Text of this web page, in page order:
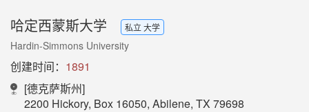
哈定西蒙斯大学 私立 大学
Hardin-Simmons University
创建时间： 1891
[德克萨斯州]
2200 Hickory, Box 16050, Abilene, TX 79698